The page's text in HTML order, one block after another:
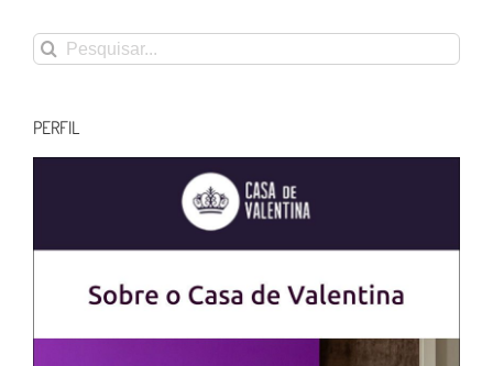
Buscar
resultados
PERFIL